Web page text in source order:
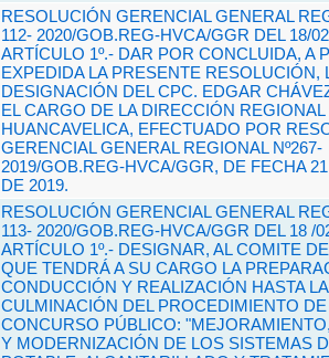
RESOLUCIÓN GERENCIAL GENERAL
112- 2020/GOB.REG-HVCA/GGR DEL 18/
ARTÍCULO 1º.- DAR POR CONCLUIDA, A
EXPEDIDA LA PRESENTE RESOLUCIÓN,
DESIGNACIÓN DEL CPC. EDGAR
EL CARGO DE LA DIRECCIÓN
HUANCAVELICA, EFECTUADO POR
GERENCIAL GENERAL REGIONAL Nº267-
2019/GOB.REG-HVCA/GGR, DE FECHA
DE 2019.
RESOLUCIÓN GERENCIAL GENERAL
113- 2020/GOB.REG-HVCA/GGR DEL 18 /
ARTÍCULO 1º.- DESIGNAR, AL COMITE
QUE TENDRÁ A SU CARGO LA
CONDUCCIÓN Y REALIZACIÓN HASTA LA
CULMINACIÓN DEL PROCEDIMIENTO
CONCURSO PÚBLICO:
Y MODERNIZACIÓN DE LOS SISTEMAS